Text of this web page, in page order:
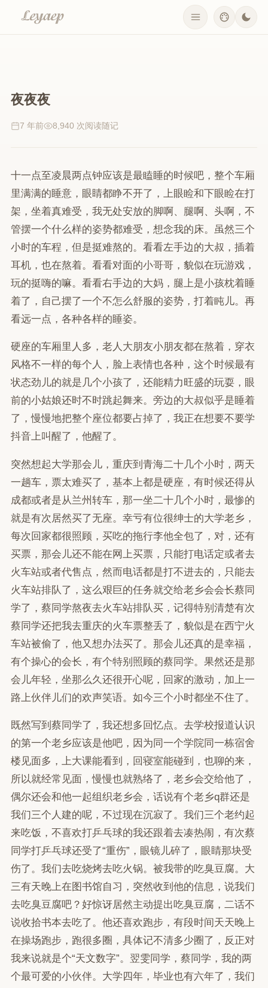
夜夜夜
7 年前 8,940 次阅读 随记
十一点至凌晨两点钟应该是最瞌睡的时候吧，整个车厢
里满满的睡意，眼睛都睁不开了，上眼睑和下眼睑在打
架，坐着真难受，我无处安放的脚啊、腿啊、头啊，不
管摆一个什么样的姿势都难受，想念我的床。虽然三个
小时的车程，但是挺难熬的。看看左手边的大叔，插着
耳机，也在熬着。看看对面的小哥哥，貌似在玩游戏，
玩的挺嗨的嘛。看看右手边的大妈，腿上是小孩枕着睡
着了，自己摆了一个不怎么舒服的姿势，打着盹儿。再
看远一点，各种各样的睡姿。
硬座的车厢里人多，老人大朋友小朋友都在熬着，穿衣
风格不一样的每个人，脸上表情也各种，这个时候最有
状态劲儿的就是几个小孩了，还能精力旺盛的玩耍，眼
前的小姑娘还时不时跳起舞来。旁边的大叔似乎是睡着
了，慢慢地把整个座位都要占掉了，我正在想要不要学
抖音上叫醒了，他醒了。
突然想起大学那会儿，重庆到青海二十几个小时，两天
一趟车，票太难买了，基本上都是硬座，有时候还得从
成都或者是从兰州转车，那一坐二十几个小时，最惨的
就是有次居然买了无座。幸亏有位很绅士的大学老乡，
每次回家都很照顾，买吃的拖行李他全包了，对，还有
买票，那会儿还不能在网上买票，只能打电话定或者去
火车站或者代售点，然而电话都是打不进去的，只能去
火车站排队了，这么艰巨的任务就交给老乡会会长蔡同
学了，蔡同学熬夜去火车站排队买，记得特别清楚有次
蔡同学还把我去重庆的火车票整丢了，貌似是在西宁火
车站被偷了，他又想办法买了。那会儿还真的是幸福，
有个操心的会长，有个特别照顾的蔡同学。果然还是那
会儿年轻，坐那么久还很开心呢，回家的激动，加上一
路上伙伴儿们的欢声笑语。如今三个小时都坐不住了。
既然写到蔡同学了，我还想多回忆点。去学校报道认识
的第一个老乡应该是他吧，因为同一个学院同一栋宿舍
楼见面多，上大课能看到，回寝室能碰到，也聊的来，
所以就经常见面，慢慢也就熟络了，老乡会交给他了，
偶尔还会和他一起组织老乡会，话说有个老乡q群还是
我们三个人建的呢，不过现在沉寂了。我们三个老约起
来吃饭，不喜欢打乒乓球的我还跟着去凑热闹，有次蔡
同学打乒乓球还受了“重伤”，眼镜儿碎了，眼睛那块受
伤了。我们去吃烧烤去吃火锅。被我带的吃臭豆腐。大
三有天晚上在图书馆自习，突然收到他的信息，说我们
去吃臭豆腐吧？好惊讶居然主动提出吃臭豆腐，二话不
说收拾书本去吃了。他还喜欢跑步，有段时间天天晚上
在操场跑步，跑很多圈，具体记不清多少圈了，反正对
我来说就是个“天文数字”。翌雯同学，蔡同学，我的两
个最可爱的小伙伴。大学四年，毕业也有六年了，我们